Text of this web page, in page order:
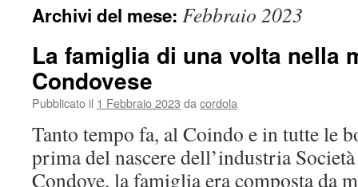
Archivi del mese: Febbraio 2023
La famiglia di una volta nella
Condovese
Pubblicato il 1 Febbraio 2023 da cordola
Tanto tempo fa, al Coindo e in tutte le
prima del nascere dell’industria
Condove, la famiglia era composta da